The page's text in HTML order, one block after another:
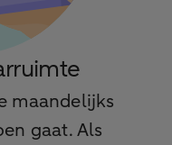
maandelijks
gaat. Als